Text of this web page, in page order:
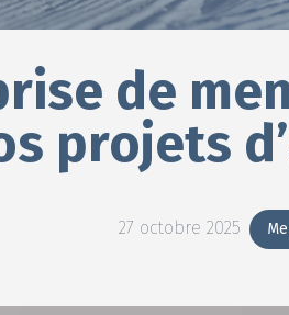
de
projets
27 octobre 2025